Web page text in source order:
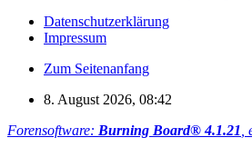
Datenschutzerklärung
Impressum
Zum Seitenanfang
8. August 2026, 08:42
Forensoftware: Burning Board® 4.1.21,